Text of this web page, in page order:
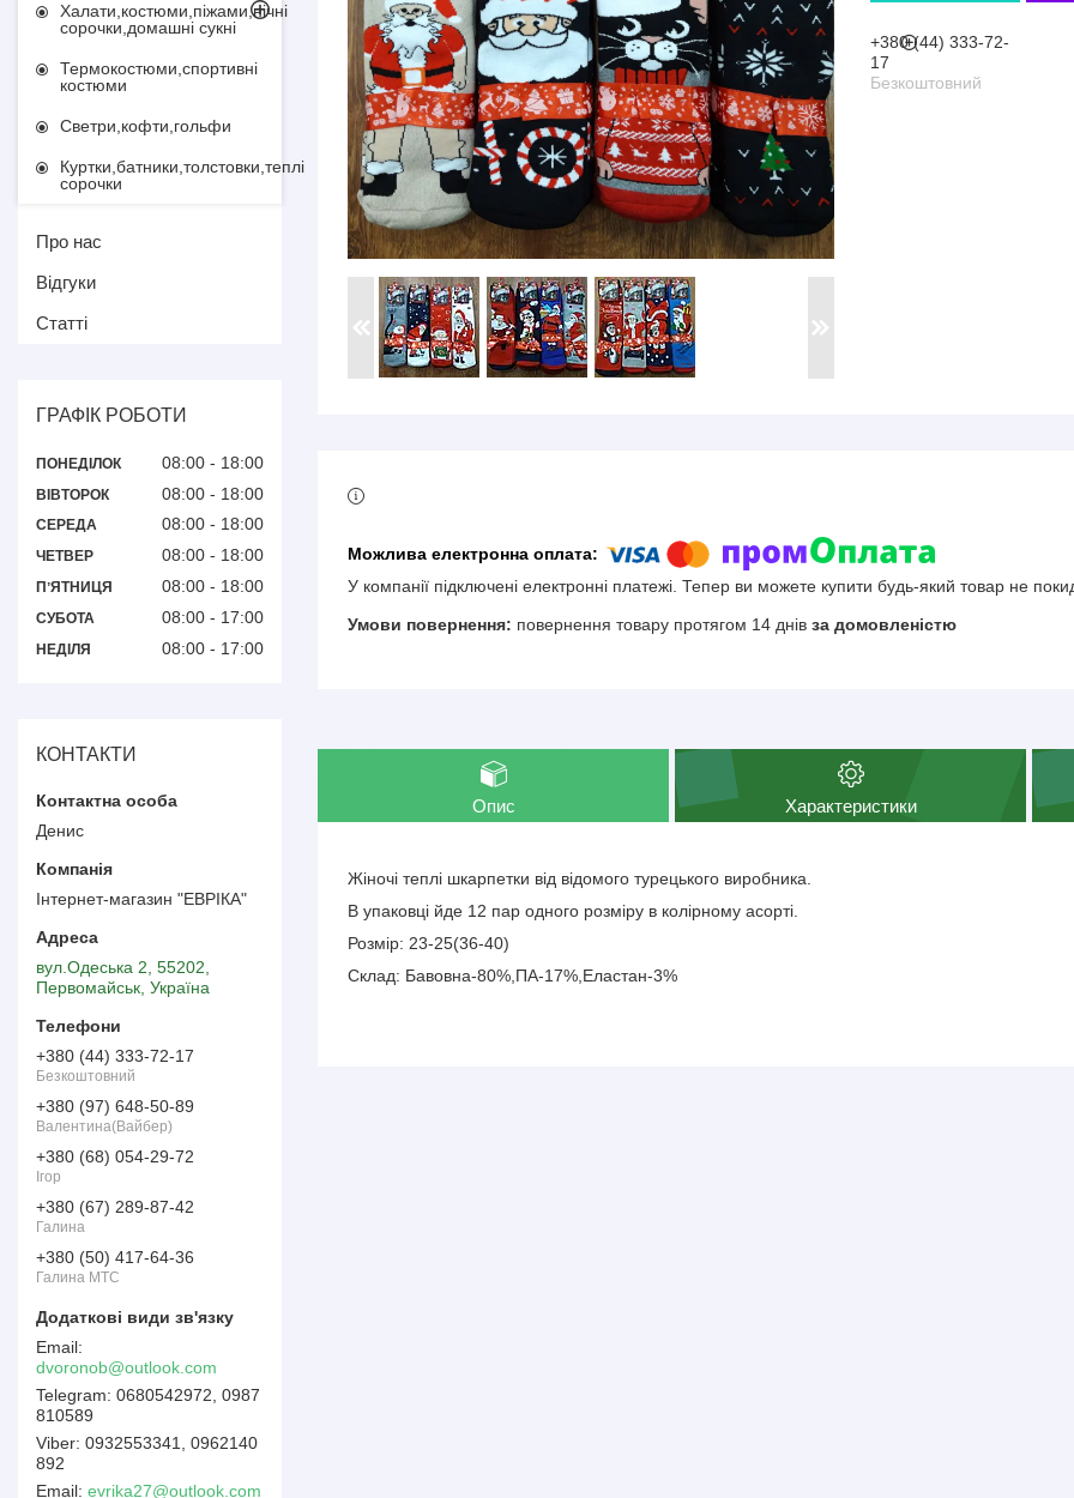
+380 (44) 333-72-
17
Безкоштовний
У компанії підключені електронні платежі. Тепер ви можете купити будь-який товар не
повернення товару протягом 14 днів за домовленістю
Опис Характеристики
Жіночі теплі шкарпетки від відомого турецького виробника.
В упаковці йде 12 пар одного розміру в колірному асорті.
Розмір: 23-25(36-40)
Склад: Бавовна-80%,ПА-17%,Еластан-3%
Халати,костюми,піжами,нічні
сорочки,домашні сукні
Термокостюми,спортивні
костюми
Светри,кофти,гольфи
Куртки,батники,толстовки,теплі
сорочки
Про нас
Відгуки
Статті
ГРАФІК РОБОТИ
ПОНЕДІЛОК 08:00 18:00
ВІВТОРОК 08:00 18:00
СЕРЕДА 08:00 18:00
ЧЕТВЕР 08:00 18:00
ПʼЯТНИЦЯ 08:00 18:00
СУБОТА 08:00 17:00
НЕДІЛЯ 08:00 17:00
КОНТАКТИ
Денис
Інтернет-магазин "ЕВРІКА"
вул.Одеська 2, 55202,
Первомайськ, Україна
+380 (44) 333-72-17
Безкоштовний
+380 (97) 648-50-89
Валентина(Вайбер)
+380 (68) 054-29-72
Ігор
+380 (67) 289-87-42
Галина
+380 (50) 417-64-36
Галина МТС
dvoronob@outlook.com
0680542972, 0987
810589
0932553341, 0962140
892
Email evrika27@outlook.com